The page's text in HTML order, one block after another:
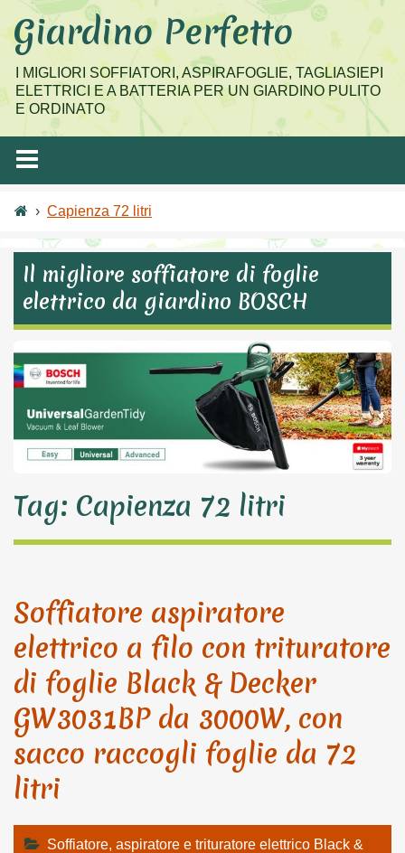
Salta
contenuto
Giardino Perfetto
I MIGLIORI SOFFIATORI, ASPIRAFOGLIE, TAGLIASIEPI
ELETTRICI E A BATTERIA PER UN GIARDINO PULITO
E ORDINATO
› Capienza 72 litri
Il migliore soffiatore di foglie
elettrico da giardino BOSCH
Tag: Capienza 72 litri
Soffiatore aspiratore
elettrico a filo con trituratore
di foglie Black & Decker
GW3031BP da 3000W, con
sacco raccogli foglie da 72
litri
Soffiatore, aspiratore e trituratore elettrico Black &